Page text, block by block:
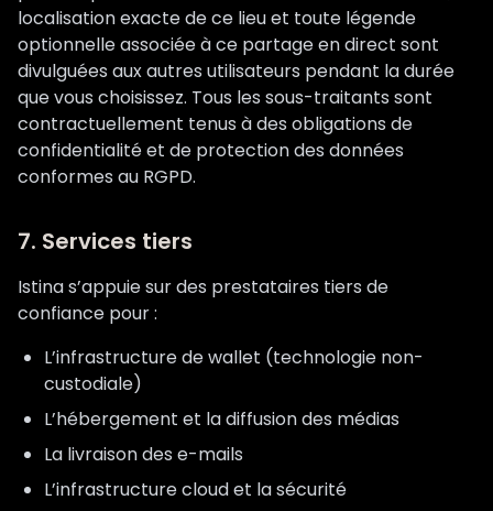
localisation exacte de ce lieu et toute légende
optionnelle associée à ce partage en direct sont
divulguées aux autres utilisateurs pendant la durée
que vous choisissez. Tous les sous-traitants sont
contractuellement tenus à des obligations de
confidentialité et de protection des données
conformes au RGPD.
7. Services tiers
Istina s’appuie sur des prestataires tiers de
confiance pour :
L’infrastructure de wallet (technologie non-
custodiale)
L’hébergement et la diffusion des médias
La livraison des e-mails
L’infrastructure cloud et la sécurité